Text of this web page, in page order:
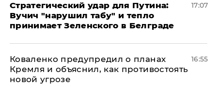
Стратегический удар для Путина:
Вучич "нарушил табу" и тепло
принимает Зеленского в Белграде
17:07
Коваленко предупредил о планах
Кремля и объяснил, как противостоять
новой угрозе
16:55